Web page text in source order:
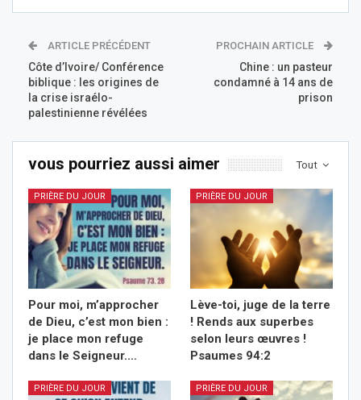
ARTICLE PRÉCÉDENT
Côte d’Ivoire/ Conférence
biblique : les origines de
la crise israélo-
palestinienne révélées
PROCHAIN ARTICLE
Chine : un pasteur
condamné à 14 ans de
prison
Tout
vous pourriez aussi aimer
PRIÈRE DU JOUR
Pour moi, m’approcher
de Dieu, c’est mon bien :
je place mon refuge
dans le Seigneur.…
PRIÈRE DU JOUR
Lève-toi, juge de la terre
! Rends aux superbes
selon leurs œuvres !
Psaumes 94:2
PRIÈRE DU JOUR PRIÈRE DU JOUR